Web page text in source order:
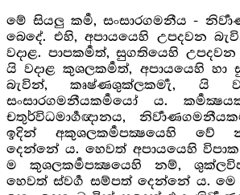
මේ සියලු කර්‍ම, සංසාරගමනීය -
බෙදේ. එහි, අපායයෙහි උපදවන
වදාළ. පාපකර්‍මත්, සුගතියෙහි උපදවන
යි වදාළ කුශලකර්‍මත්, අපායයෙහි
බැවින්, කෘෂ්ණශුක්ලකර්‍මැ, යි
සංසාරගමනීයකර්‍මයෝ ය.
චතුර්විධමාර්‍ගඥානය,
ඉදින් අකුශලකර්‍මපක්‍ෂයෙහි වේ
දෙන්නේ ය. හෙවත් අපායයෙහි
ම කුශලකර්‍මපක්‍ෂයෙහි නම්,
හෙවත් ස්වර්‍ග සම්පත් දෙන්නේ ය.